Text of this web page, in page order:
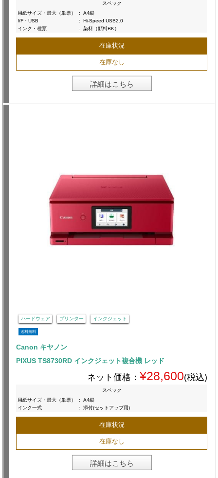
スペック
用紙サイズ・最大（単票）
:
A4縦
I/F・USB
:
Hi-Speed USB2.0
インク・種類
: 染料（顔料BK）
在庫状況
在庫なし
詳細はこちら
ハードウェア プリンター インクジェット
送料無料
Canon キヤノン
PIXUS TS8730RD インクジェット複合機 レッド
ネット価格： ¥28,600(税込)
スペック
用紙サイズ・最大（単票）
:
A4縦
インク一式
: 添付(セットアップ用)
在庫状況
在庫なし
詳細はこちら